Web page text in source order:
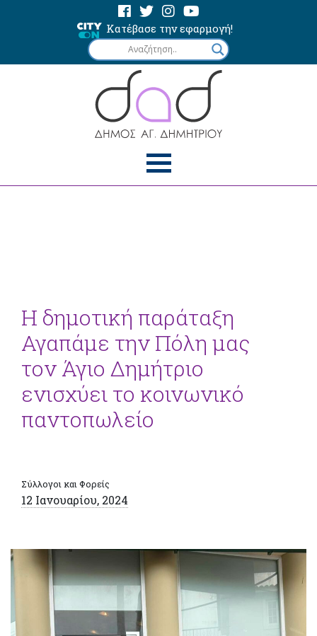
Κατέβασε την εφαρμογή!
Η δημοτική παράταξη
Αγαπάμε την Πόλη μας
τον Άγιο Δημήτριο
ενισχύει το κοινωνικό
παντοπωλείο
Σύλλογοι και Φορείς
12 Ιανουαρίου, 2024